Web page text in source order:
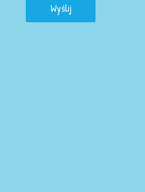
Wyślij